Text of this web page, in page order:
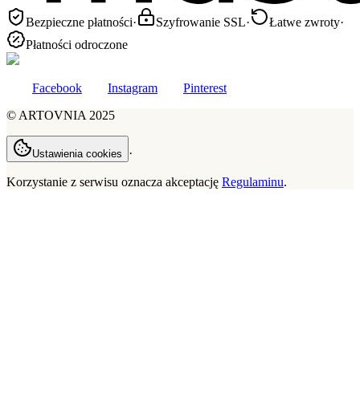
Bezpieczne płatności· Szyfrowanie SSL· Łatwe zwroty·
Płatności odroczone
Facebook Instagram
Pinterest
© ARTOVNIA 2025
Ustawienia cookies ·
Korzystanie z serwisu oznacza akceptację Regulaminu.